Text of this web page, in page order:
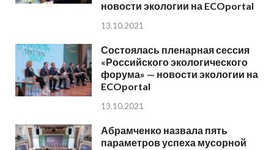
новости экологии на ECOportal
13.10.2021
Состоялась пленарная сессия
«Российского экологического
форума» — новости экологии на
ECOportal
13.10.2021
Абрамченко назвала пять
параметров успеха мусорной